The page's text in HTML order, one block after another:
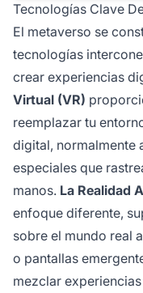
Tecnologías Clave
El metaverso se
tecnologías
crear experiencias
Virtual (VR)
reemplazar tu
digital, normalmente
especiales que
manos. La Realidad
enfoque diferente,
sobre el mundo real
o pantallas
mezclar